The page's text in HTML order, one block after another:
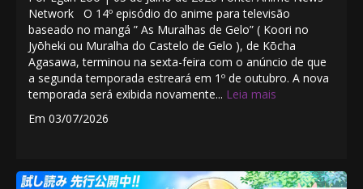
Network O 14º episódio do anime para televisão
baseado no mangá ” As Muralhas de Gelo” ( Koori no
Jyōheki ou Muralha do Castelo de Gelo ), de Kōcha
Agasawa, terminou na sexta-feira com o anúncio de que
a segunda temporada estreará em 1º de outubro. A nova
temporada será exibida novamente... Leia mais
Em 03/07/2026